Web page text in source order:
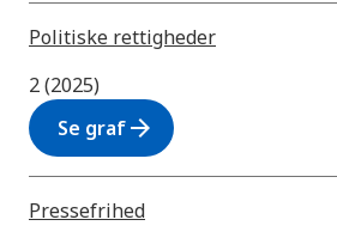
Politiske rettigheder
2 (2025)
Se grafarrow_forward
Pressefrihed